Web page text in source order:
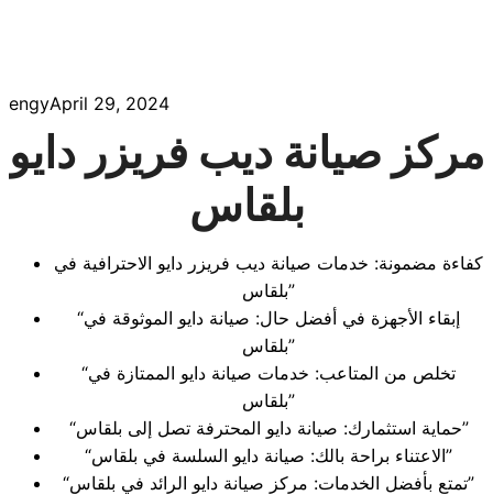
engyApril 29, 2024
مركز صيانة ديب فريزر دايو
بلقاس
كفاءة مضمونة: خدمات صيانة ديب فريزر دايو الاحترافية في
بلقاس”
“إبقاء الأجهزة في أفضل حال: صيانة دايو الموثوقة في
بلقاس”
“تخلص من المتاعب: خدمات صيانة دايو الممتازة في
بلقاس”
“حماية استثمارك: صيانة دايو المحترفة تصل إلى بلقاس”
“الاعتناء براحة بالك: صيانة دايو السلسة في بلقاس”
“تمتع بأفضل الخدمات: مركز صيانة دايو الرائد في بلقاس”